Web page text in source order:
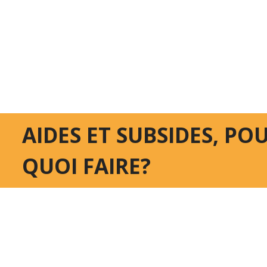
AIDES ET SUBSIDES,
QUOI FAIRE?